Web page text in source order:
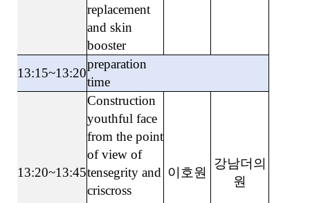
replacement
and skin
booster
13:15~13:20
preparation
time
13:20~13:45
Construction
youthful face
from the point
of view of
tensegrity and
criscross
이호원
강남더의
원